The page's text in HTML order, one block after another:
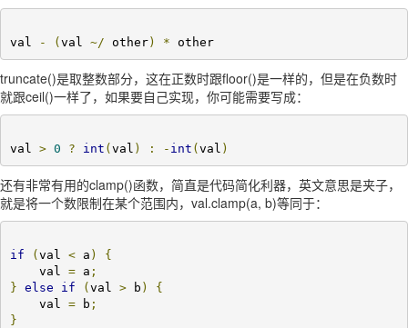
val - (val ~/ other) * other
truncate()是取整数部分，这在正数时跟floor()是一样的，但是在负数时
就跟ceil()一样了，如果要自己实现，你可能需要写成：
val > 0 ? int (val ) : - int (val )
还有非常有用的clamp()函数，简直是代码简化利器，英文意思是夹子，
就是将一个数限制在某个范围内，val.clamp(a, b)等同于：
if (val < a )
{
    val
= a ;
} else if (val > b )
{
    val
= b ;
}